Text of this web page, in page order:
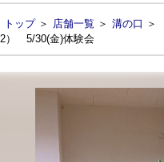
トップ＞ 店舗一覧 ＞ 溝の口 ＞
2） 5/30(金)体験会